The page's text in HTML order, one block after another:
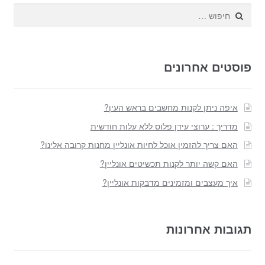
חפש:
פוסטים אחרונים
איפה ניתן לקנות מחשבים בראש העין?
מדריך : ערוצי עידן פלוס ללא עלות חודשית
האם צריך להזמין אוכל לחיות אונליין מחנות קרובה אלינו?
האם קשה יותר לקנות תכשיטים אונליין?
איך מעצבים ומזמינים מדבקות אונליין?
תגובות אחרונות